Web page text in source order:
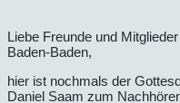
Liebe Freunde und
Baden-Baden,
hier ist nochmals der
Daniel Saam zum